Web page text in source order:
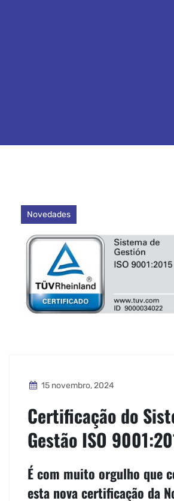
Novedades
15 novembro, 2024
Certificação do
Gestão ISO
É com muito orgulho que
esta nova certificação da